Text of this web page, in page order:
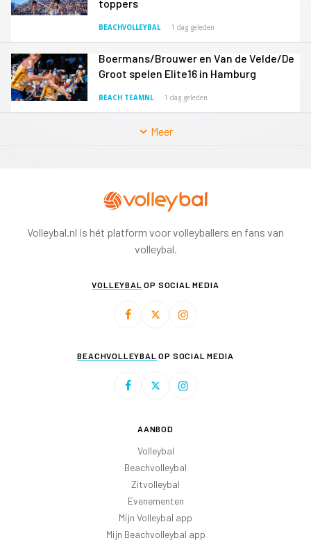
toppers
BEACHVOLLEYBAL 1 dag geleden
Boermans/Brouwer en Van de Velde/De
Groot spelen Elite16 in Hamburg
BEACH TEAMNL 1 dag geleden
Meer
Volleybal.nl is hét platform voor volleyballers en fans van
volleybal.
VOLLEYBAL OP SOCIAL MEDIA
BEACHVOLLEYBAL OP SOCIAL MEDIA
AANBOD
Volleybal
Beachvolleybal
Zitvolleybal
Evenementen
Mijn Volleybal app
Mijn Beachvolleybal app